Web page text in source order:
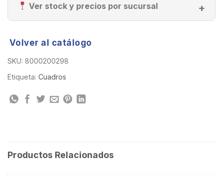
Ver stock y precios por sucursal
Volver al catálogo
SKU: 8000200298
Etiqueta: Cuadros
Productos Relacionados